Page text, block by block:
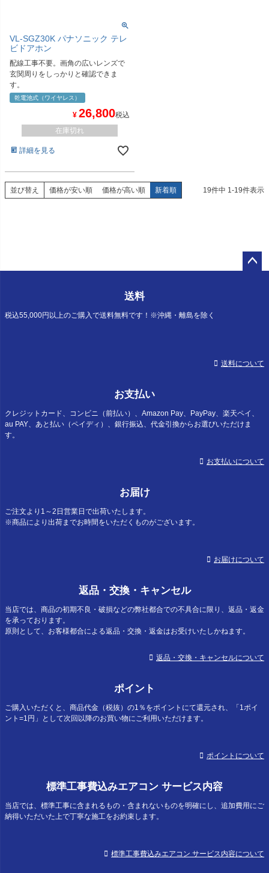
VL-SGZ30K パナソニック テレ
ビドアホン
配線工事不要。画角の広いレンズで
玄関周りをしっかりと確認できま
す。
乾電池式（ワイヤレス）
¥ 26,800税込
在庫切れ
詳細を見る
並び替え 価格が安い順 価格が高い順 新着順 19件中 1-19件表示
送料
税込55,000円以上のご購入で送料無料です！※沖縄・離島を除く
送料について
お支払い
クレジットカード、コンビニ（前払い）、Amazon Pay、PayPay、楽天ペイ、
au PAY、あと払い（ペイディ）、銀行振込、代金引換からお選びいただけま
す。
お支払いについて
お届け
ご注文より1～2日営業日で出荷いたします。
※商品により出荷までお時間をいただくものがございます。
お届けについて
返品・交換・キャンセル
当店では、商品の初期不良・破損などの弊社都合での不具合に限り、返品・返金
を承っております。
原則として、お客様都合による返品・交換・返金はお受けいたしかねます。
返品・交換・キャンセルについて
ポイント
ご購入いただくと、商品代金（税抜）の1％をポイントにて還元され、「1ポイ
ント=1円」として次回以降のお買い物にご利用いただけます。
ポイントについて
標準工事費込みエアコン サービス内容
当店では、標準工事に含まれるもの・含まれないものを明確にし、追加費用にご
納得いただいた上で丁寧な施工をお約束します。
標準工事費込みエアコン サービス内容について